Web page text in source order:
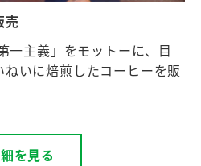
売
一主義」をモットーに、目
いに焙煎したコーヒーを販
を見る